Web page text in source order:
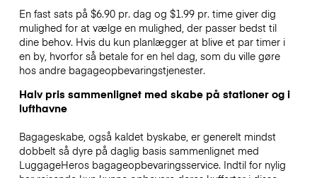
En fast sats på $6.90 pr. dag og $1.99 pr. time giver dig
mulighed for at vælge en mulighed, der passer bedst til
dine behov. Hvis du kun planlægger at blive et par timer i
en by, hvorfor så betale for en hel dag, som du ville gøre
hos andre bagageopbevaringstjenester.
Halv pris sammenlignet med skabe på stationer og i
lufthavne
Bagageskabe, også kaldet byskabe, er generelt mindst
dobbelt så dyre på daglig basis sammenlignet med
LuggageHeros bagageopbevaringsservice. Indtil for nylig